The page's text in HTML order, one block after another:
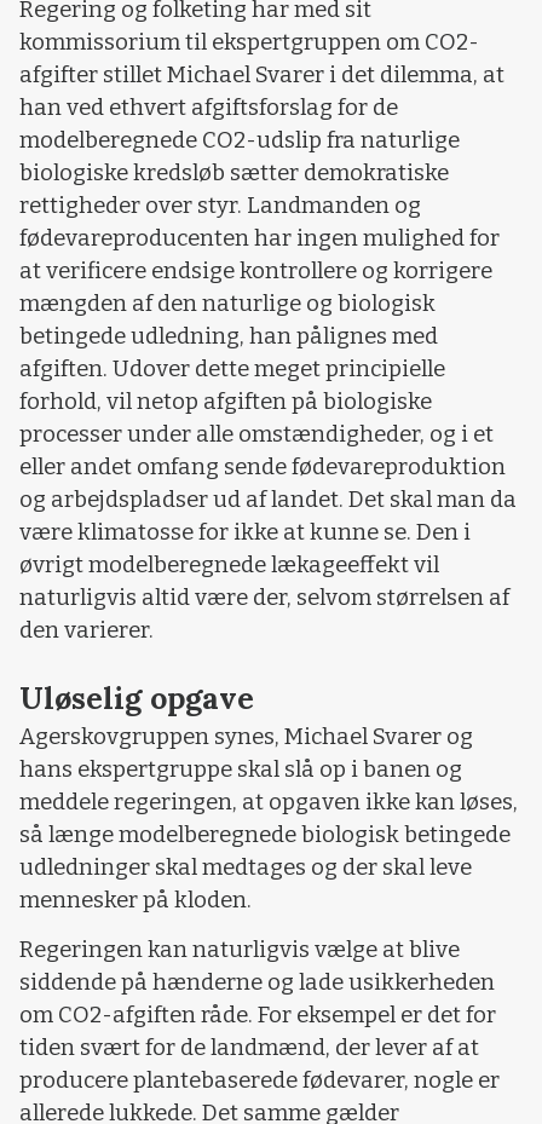
Regering og folketing har med sit
kommissorium til ekspertgruppen om CO2-
afgifter stillet Michael Svarer i det dilemma, at
han ved ethvert afgiftsforslag for de
modelberegnede CO2-udslip fra naturlige
biologiske kredsløb sætter demokratiske
rettigheder over styr. Landmanden og
fødevareproducenten har ingen mulighed for
at verificere endsige kontrollere og korrigere
mængden af den naturlige og biologisk
betingede udledning, han pålignes med
afgiften. Udover dette meget principielle
forhold, vil netop afgiften på biologiske
processer under alle omstændigheder, og i et
eller andet omfang sende fødevareproduktion
og arbejdspladser ud af landet. Det skal man da
være klimatosse for ikke at kunne se. Den i
øvrigt modelberegnede lækageeffekt vil
naturligvis altid være der, selvom størrelsen af
den varierer.
Uløselig opgave
Agerskovgruppen synes, Michael Svarer og
hans ekspertgruppe skal slå op i banen og
meddele regeringen, at opgaven ikke kan løses,
så længe modelberegnede biologisk betingede
udledninger skal medtages og der skal leve
mennesker på kloden.
Regeringen kan naturligvis vælge at blive
siddende på hænderne og lade usikkerheden
om CO2-afgiften råde. For eksempel er det for
tiden svært for de landmænd, der lever af at
producere plantebaserede fødevarer, nogle er
allerede lukkede. Det samme gælder